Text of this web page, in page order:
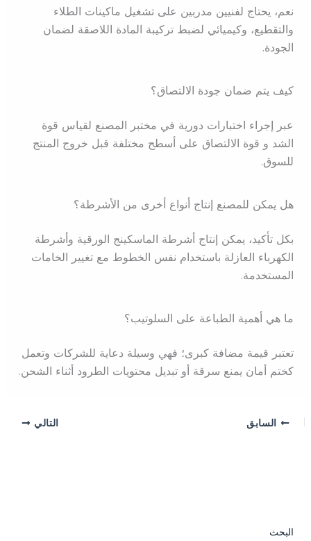
نعم، يحتاج لفنيين مدربين على تشغيل ماكينات الطلاء
والتقطيع، وكيميائي لضبط تركيبة المادة اللاصقة لضمان
الجودة.
كيف يتم ضمان جودة الالتصاق؟
عبر إجراء اختبارات دورية في مختبر المصنع لقياس قوة
الشد و قوة الالتصاق على أسطح مختلفة قبل خروج المنتج
للسوق.
هل يمكن للمصنع إنتاج أنواع أخرى من الأشرطة؟
بكل تأكيد، يمكن إنتاج أشرطة الماسكينج الورقية وأشرطة
الكهرباء العازلة باستخدام نفس الخطوط مع تغيير الخامات
المستخدمة.
ما هي أهمية الطباعة على السلوتيب؟
تعتبر قيمة مضافة كبرى؛ فهي وسيلة دعاية للشركات وتعمل
كختم أمان يمنع سرقة أو تبديل محتويات الطرود أثناء الشحن.
السابق التالي
البحث